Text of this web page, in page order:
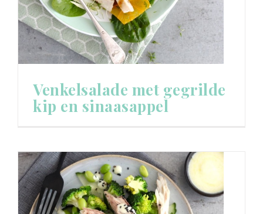
Venkelsalade met gegrilde
kip en sinaasappel